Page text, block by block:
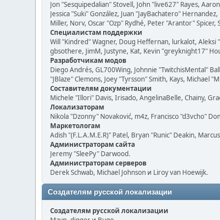
Jon "Sesquipedalian" Stovell, John "live627" Rayes,
Jessica "Suki" González, Juan "JayBachatero"
Miller, Norv, Oscar "Ozp" Rydhé, Peter "Arantor"
Специалистам поддержки
Will "Kindred" Wagner, Doug Heffernan, lurkalot, Aleksi
gbsothere, JimM, Justyne, Kat, Kevin "greyknight17"
Разработчикам модов
Diego Andrés, GL700Wing, Johnnie "TwitchisMental"
"JBlaze" Clemons, Joey "Tyrsson" Smith, Kays, Michael
Составителям документации
Michele "Illori" Davis, Irisado, AngelinaBelle, Chainy,
Локализаторам
Nikola "Dzonny" Novaković, m4z, Francisco "d3vcho"
Маркетологам
Adish "(F.L.A.M.E.R)" Patel, Bryan "Runic" Deakin,
Администраторам сайта
Jeremy "SleePy" Darwood.
Администраторам серверов
Derek Schwab, Michael Johnson и Liroy van Hoewijk.
Создателям русской локализации
Создателям русской локализации